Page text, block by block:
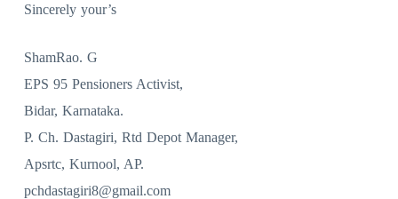
Sincerely your’s
ShamRao. G
EPS 95 Pensioners Activist,
Bidar, Karnataka.
P. Ch. Dastagiri, Rtd Depot Manager,
Apsrtc, Kurnool, AP.
pchdastagiri8@gmail.com